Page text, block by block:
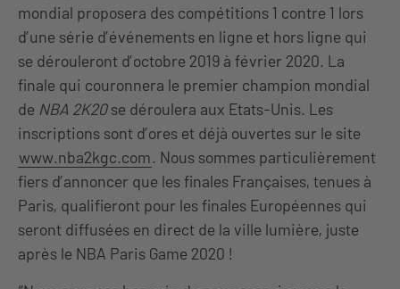
mondial proposera des compétitions 1 contre 1 lors
d’une série d’événements en ligne et hors ligne qui
se dérouleront d’octobre 2019 à février 2020. La
finale qui couronnera le premier champion mondial
de NBA 2K20se déroulera aux Etats-Unis. Les
inscriptions sont d’ores et déjà ouvertes sur le site
www.nba2kgc.com. Nous sommes particulièrement
fiers d’annoncer que les finales Françaises, tenues à
Paris, qualifieront pour les finales Européennes qui
seront diffusées en direct de la ville lumière, juste
après le NBA Paris Game 2020 !